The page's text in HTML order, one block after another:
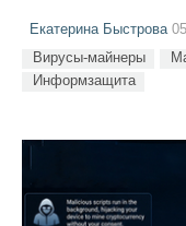
Екатерина Быстрова
Вирусы-майнеры
Информзащита